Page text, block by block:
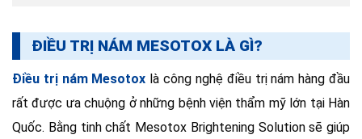
ĐIỀU TRỊ NÁM MESOTOX LÀ GÌ?
Điều trị nám Mesotox là công nghệ điều trị nám hàng đầu
rất được ưa chuộng ở những bệnh viện thẩm mỹ lớn tại Hàn
Quốc. Bằng tinh chất Mesotox Brightening Solution sẽ giúp